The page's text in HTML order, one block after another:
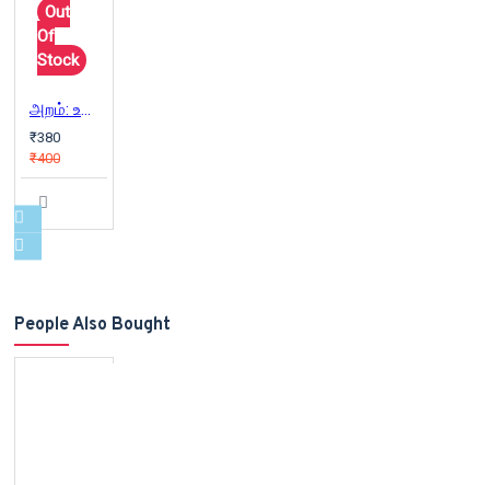
Out
Of
Stock
அறம்: உண்மை மனிதர்களின் கதைகள்
₹380
₹400
People Also Bought